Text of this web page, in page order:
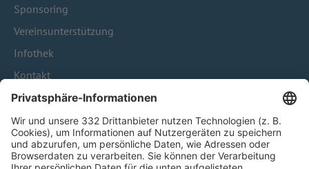
Sponsoring
Vereinsunterstützung
Infothek
Kontakt
HÄUFIG BESUCHTE SEITEN
Pässe und Vereinswechsel
Trainerausbildung